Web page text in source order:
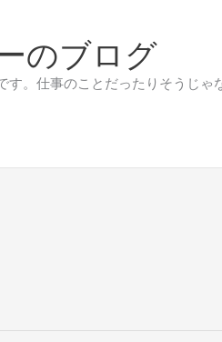
のブログ
す。仕事のことだったりそうじ